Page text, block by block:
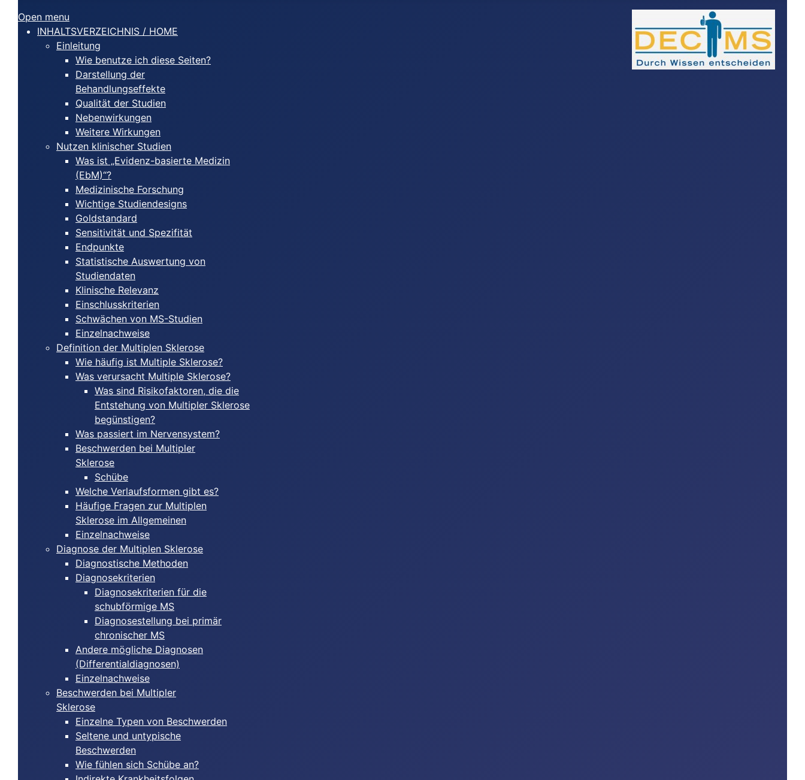
Open menu
INHALTSVERZEICHNIS / HOME
Einleitung
Wie benutze ich diese Seiten?
Darstellung der
Behandlungseffekte
Qualität der Studien
Nebenwirkungen
Weitere Wirkungen
Nutzen klinischer Studien
Was ist „Evidenz-basierte Medizin
(EbM)“?
Medizinische Forschung
Wichtige Studiendesigns
Goldstandard
Sensitivität und Spezifität
Endpunkte
Statistische Auswertung von
Studiendaten
Klinische Relevanz
Einschlusskriterien
Schwächen von MS-Studien
Einzelnachweise
Definition der Multiplen Sklerose
Wie häufig ist Multiple Sklerose?
Was verursacht Multiple Sklerose?
Was sind Risikofaktoren, die die
Entstehung von Multipler Sklerose
begünstigen?
Was passiert im Nervensystem?
Beschwerden bei Multipler
Sklerose
Schübe
Welche Verlaufsformen gibt es?
Häufige Fragen zur Multiplen
Sklerose im Allgemeinen
Einzelnachweise
Diagnose der Multiplen Sklerose
Diagnostische Methoden
Diagnosekriterien
Diagnosekriterien für die
schubförmige MS
Diagnosestellung bei primär
chronischer MS
Andere mögliche Diagnosen
(Differentialdiagnosen)
Einzelnachweise
Beschwerden bei Multipler
Sklerose
Einzelne Typen von Beschwerden
Seltene und untypische
Beschwerden
Wie fühlen sich Schübe an?